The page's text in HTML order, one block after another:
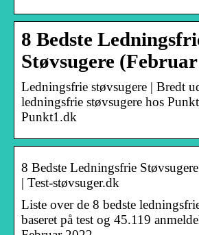
8 Bedste
Støvsugere
Ledningsfrie støvsugere | Bredt
ledningsfrie støvsugere hos
Punkt1.dk
8 Bedste Ledningsfrie
| Test-støvsuger.dk
Liste over de 8 bedste
baseret på test og 45.119